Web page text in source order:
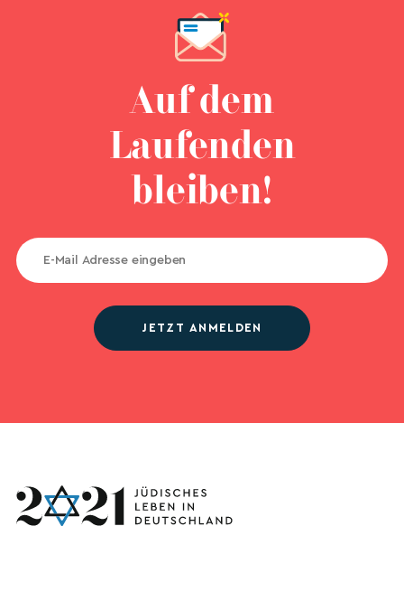
Auf dem
Laufenden
bleiben!
JETZT ANMELDEN